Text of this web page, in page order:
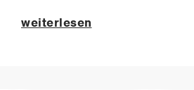
weiterlesen